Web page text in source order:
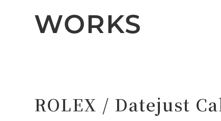
WORKS
ROLEX / Datejust